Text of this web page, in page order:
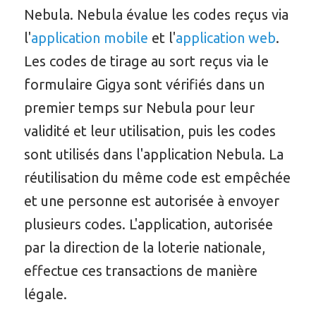
Nebula. Nebula évalue les codes reçus via
l'application mobile et l'application web.
Les codes de tirage au sort reçus via le
formulaire Gigya sont vérifiés dans un
premier temps sur Nebula pour leur
validité et leur utilisation, puis les codes
sont utilisés dans l'application Nebula. La
réutilisation du même code est empêchée
et une personne est autorisée à envoyer
plusieurs codes. L'application, autorisée
par la direction de la loterie nationale,
effectue ces transactions de manière
légale.